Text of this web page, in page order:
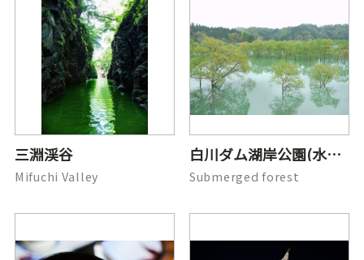
三淵渓谷
Mifuchi Valley
白川ダム湖岸公園(水没林)
Submerged forest